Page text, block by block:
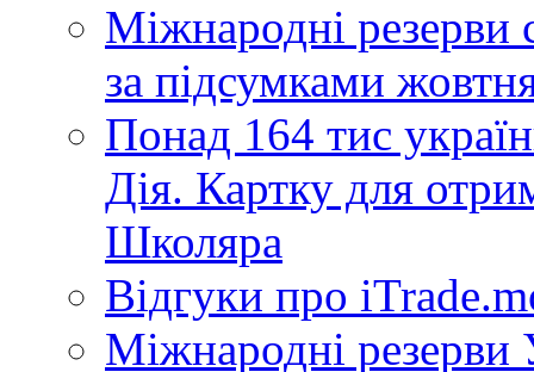
Міжнародні
за підсумками
Понад 164 тис
Дія. Картку для
Школяра
Відгуки про
Міжнародні резерви